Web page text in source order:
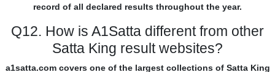
record of all declared results throughout the year.
Q12. How is A1Satta different from other
Satta King result websites?
a1satta.com covers one of the largest collections of Satta King